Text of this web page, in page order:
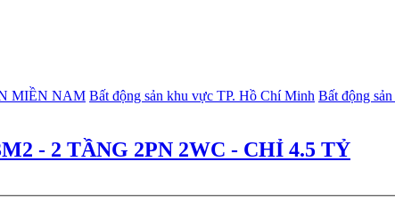
MIỀN NAM Bất động sản khu vực TP. Hồ Chí Minh Bất động
- 2 TẦNG 2PN 2WC - CHỈ 4.5 TỶ